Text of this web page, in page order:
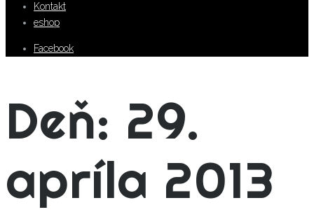
Kontakt
eshop
Facebook
Deň: 29.
apríla 2013